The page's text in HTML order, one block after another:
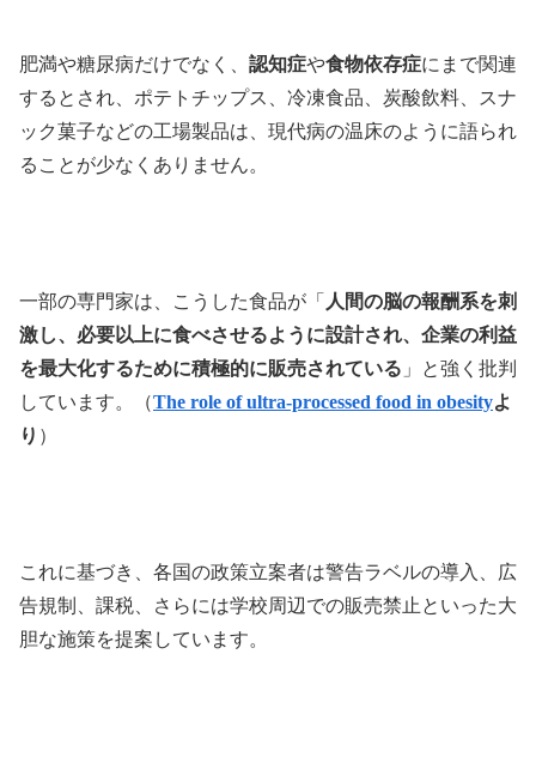
肥満や糖尿病だけでなく、 認知症や食物依存症にまで関連
するとされ、ポテトチップス、冷凍食品、炭酸飲料、スナ
ック菓子などの工場製品は、現代病の温床のように語られ
ることが少なくありません。
一部の専門家は、こうした食品が「 人間の脳の報酬系を刺
激し、必要以上に食べさせるように設計され、企業の利益
を最大化するために積極的に販売されている 」と強く批判
しています。（The role of ultra-processed food in obesityよ
り ）
これに基づき、各国の政策立案者は警告ラベルの導入、広
告規制、課税、さらには学校周辺での販売禁止といった大
胆な施策を提案しています。